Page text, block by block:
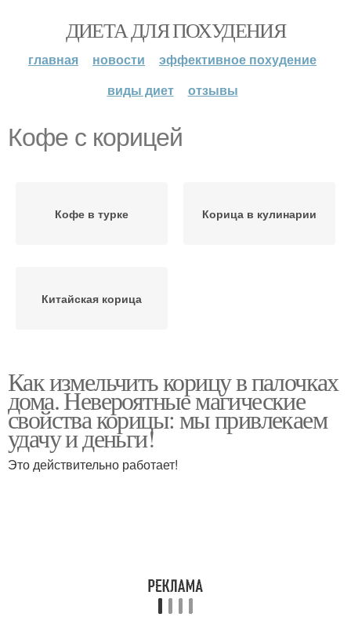
ДИЕТА ДЛЯ ПОХУДЕНИЯ
главная новости
эффективное похудение
виды диет
отзывы
Кофе с корицей
Кофе в турке Корица в кулинарии
Китайская корица
Как измельчить корицу в палочках
дома. Невероятные магические
свойства корицы: мы привлекаем
удачу и деньги!
Это действительно работает!